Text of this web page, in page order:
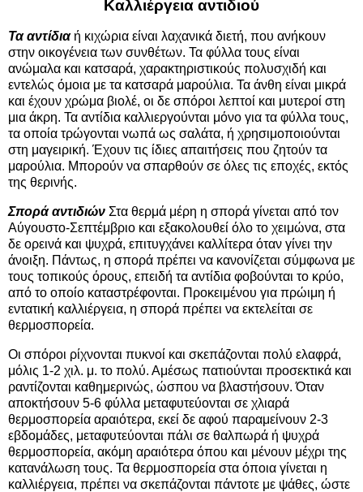
Καλλιέργεια αντιδιού
Τα αντίδιαή κιχώρια είναι λαχανικά διετή, που ανήκουν
στην οικογένεια των συνθέτων. Τα φύλλα τους είναι
ανώμαλα και κατσαρά, χαρακτηριστικούς πολυσχιδή και
εντελώς όμοια με τα κατσαρά μαρούλια. Τα άνθη είναι μικρά
και έχουν χρώμα βιολέ, οι δε σπόροι λεπτοί και μυτεροί στη
μια άκρη. Τα αντίδια καλλιεργούνται μόνο για τα φύλλα τους,
τα οποία τρώγονται νωπά ως σαλάτα, ή χρησιμοποιούνται
στη μαγειρική. Έχουν τις ίδιες απαιτήσεις που ζητούν τα
μαρούλια. Μπορούν να σπαρθούν σε όλες τις εποχές, εκτός
της θερινής.
Σπορά αντιδιών Στα θερμά μέρη η σπορά γίνεται από τον
Αύγουστο-Σεπτέμβριο και εξακολουθεί όλο το χειμώνα, στα
δε ορεινά και ψυχρά, επιτυγχάνει καλλίτερα όταν γίνει την
άνοιξη. Πάντως, η σπορά πρέπει να κανονίζεται σύμφωνα με
τους τοπικούς όρους, επειδή τα αντίδια φοβούνται το κρύο,
από το οποίο καταστρέφονται. Προκειμένου για πρώιμη ή
εντατική καλλιέργεια, η σπορά πρέπει να εκτελείται σε
θερμοσπορεία.
Οι σπόροι ρίχνονται πυκνοί και σκεπάζονται πολύ ελαφρά,
μόλις 1-2 χιλ. μ. το πολύ. Αμέσως πατιούνται προσεκτικά και
ραντίζονται καθημερινώς, ώσπου να βλαστήσουν. Όταν
αποκτήσουν 5-6 φύλλα μεταφυτεύονται σε χλιαρά
θερμοσπορεία αραιότερα, εκεί δε αφού παραμείνουν 2-3
εβδομάδες, μεταφυτεύονται πάλι σε θαλπωρά ή ψυχρά
θερμοσπορεία, ακόμη αραιότερα όπου και μένουν μέχρι της
κατανάλωση τους. Τα θερμοσπορεία στα όποια γίνεται η
καλλιέργεια, πρέπει να σκεπάζονται πάντοτε με ψάθες, ώστε